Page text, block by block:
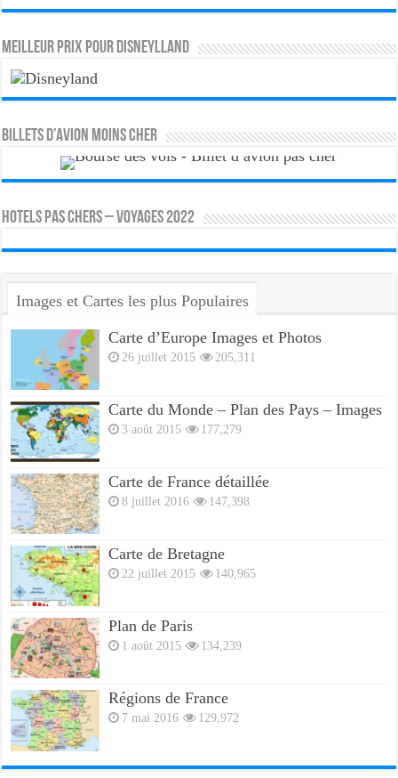
MEILLEUR PRIX POUR DISNEYLLAND
Billets d’avion moins cher
HOTELS PAS CHERS – VOYAGES 2022
Images et Cartes les plus Populaires
Carte d’Europe Images et Photos
26 juillet 2015 205,311
Carte du Monde – Plan des Pays – Images
3 août 2015 177,279
Carte de France détaillée
8 juillet 2016 147,398
Carte de Bretagne
22 juillet 2015 140,965
Plan de Paris
1 août 2015 134,239
Régions de France
7 mai 2016 129,972